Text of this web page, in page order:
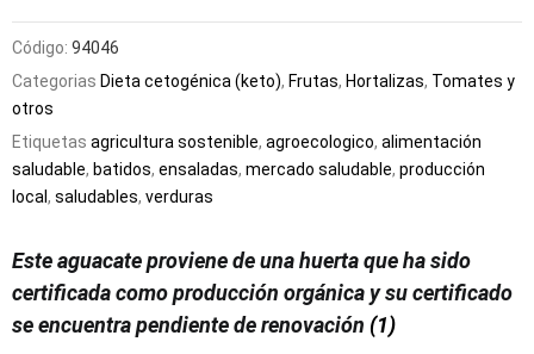
Código: 94046
Categorias Dieta cetogénica (keto), Frutas, Hortalizas, Tomates y
otros
Etiquetas agricultura sostenible, agroecologico, alimentación
saludable, batidos, ensaladas, mercado saludable, producción
local, saludables, verduras
Este aguacateproviene de una huerta que ha sido
certificada como producción orgánica y su certificado
se encuentra pendiente de renovación (1)